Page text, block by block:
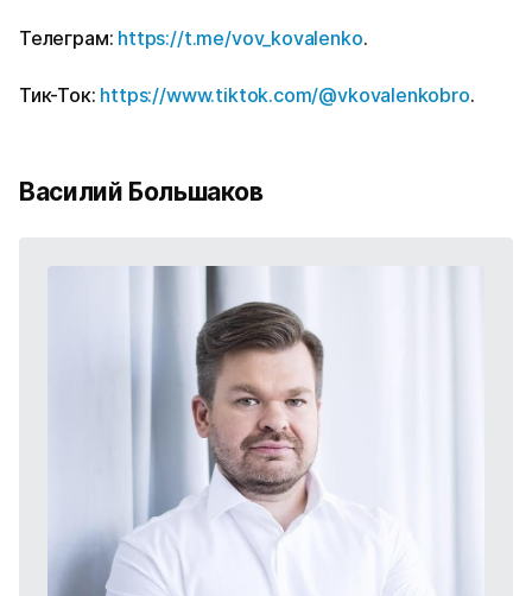
Телеграм: https://t.me/vov_kovalenko.
Тик-Ток: https://www.tiktok.com/@vkovalenkobro.
Василий Большаков